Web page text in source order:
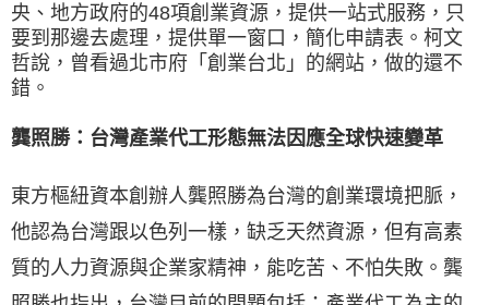
央、地方政府的48項創業資源，提供一站式服務，只
要到那邊去處理，提供單一窗口，簡化申請表。柯文
哲說，曾看過北市府「創業台北」的網站，做的還不
錯。
龔照勝：台灣產業代工形態無法因應全球快速變革
東方樞紐資本創辦人龔照勝為台灣的創業環境把脈，
他認為台灣跟以色列一樣，缺乏天然資源，但有高素
質的人力資源與企業家精神，能吃苦、不怕失敗。龔